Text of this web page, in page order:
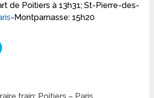
de Poitiers à 13h31; St-Pierre-des-
-Montparnasse: 15h20